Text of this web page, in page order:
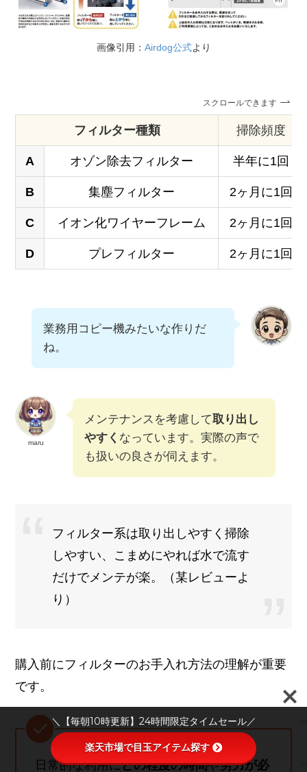
画像引用： Airdog公式より
スクロールできます
フィルター種類 掃除頻度
A オゾン除去フィルター 半年に1回
B 集塵フィルター 2ヶ月に1回
C イオン化ワイヤーフレーム 2ヶ月に1回
D プレフィルター 2ヶ月に1回
業務用コピー機みたいな作りだ
ね。
maru
メンテナンスを考慮して取り出し
やすく なっています。実際の声で
も扱いの良さが伺えます。
フィルター系は取り出しやすく掃除
しやすい、こまめにやれば水で流す
だけでメンテが楽。（某レビューよ
り）
購入前にフィルターのお手入れ方法の理解が重要
です。
日常的な利用にどの程度の時間や労力が必
＼【毎朝10時更新】24時間限定タイムセール／
楽天市場で目玉アイテム探す